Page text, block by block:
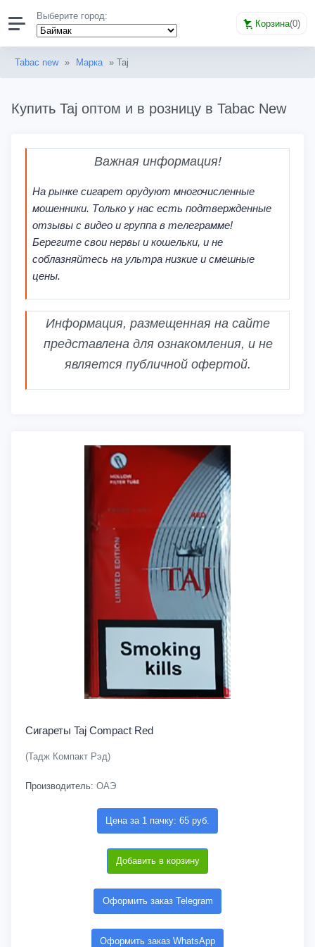
Выберите город:
Корзина(0)
Tabac new » Марка » Taj
Купить Taj оптом и в розницу в Tabac New
Важная информация!
На рынке сигарет орудуют многочисленные
мошенники. Только у нас есть подтвержденные
отзывы с видео и группа в телеграмме!
Берегите свои нервы и кошельки, и не
соблазняйтесь на ультра низкие и смешные
цены.
Информация, размещенная на сайте
представлена для ознакомления, и не
является публичной офертой.
Сигареты Taj Compact Red
(Тадж Компакт Рэд)
Производитель: ОАЭ
Цена за 1 пачку: 65 руб.
Добавить в корзину
Оформить заказ Telegram
Оформить заказ WhatsApp